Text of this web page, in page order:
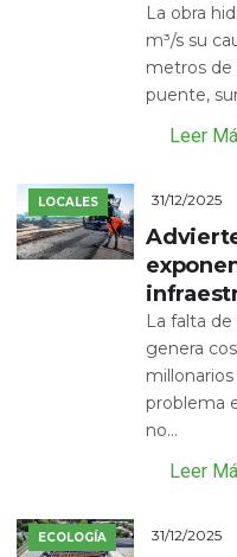
La obra
m³/s su
metros de
puente,
Leer
LOCALES 31/12/2025
La falta
genera
problema
no...
Leer
ECOLOGÍA 31/12/2025